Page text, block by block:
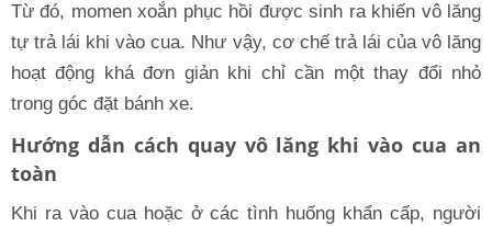
Từ đó, momen xoắn phục hồi được sinh ra khiến vô lăng
tự trả lái khi vào cua. Như vậy, cơ chế trả lái của vô lăng
hoạt động khá đơn giản khi chỉ cần một thay đổi nhỏ
trong góc đặt bánh xe.
Hướng dẫn cách quay vô lăng khi vào cua an
toàn
Khi ra vào cua hoặc ở các tình huống khẩn cấp, người